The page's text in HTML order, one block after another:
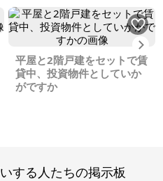
平屋と2階戸建をセットで賃
貸中、投資物件としていか
がですか
する人たちの掲示板